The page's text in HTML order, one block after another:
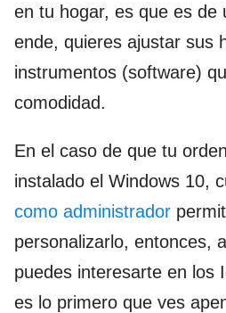
en tu hogar, es que es de
ende, quieres ajustar sus
instrumentos (software)
comodidad.
En el caso de que tu
instalado el Windows 10,
como administrador
personalizarlo, entonces,
puedes interesarte en los
es lo primero que ves